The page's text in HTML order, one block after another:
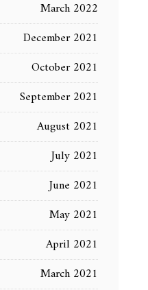
March 2022
December 2021
October 2021
September 2021
August 2021
July 2021
June 2021
May 2021
April 2021
March 2021